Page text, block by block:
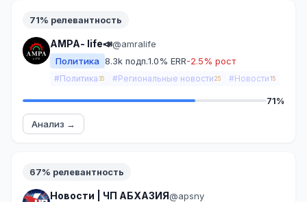
71% релевантность
АМРА- life📣@amralife
Политика 8.3k подп.1.0% ERR-2.5% рост
#Политика 35 #Региональные новости 25 #Новости 15
71%
Анализ →
67% релевантность
Новости | ЧП АБХАЗИЯ@apsny